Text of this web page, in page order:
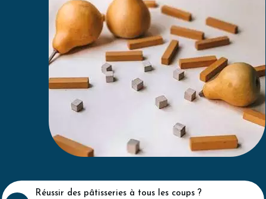
Réussir des pâtisseries à tous les coups ?